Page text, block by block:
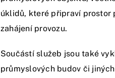
úklidů, které připraví prostor
zahájení provozu.
Součástí služeb jsou také
průmyslových budov či